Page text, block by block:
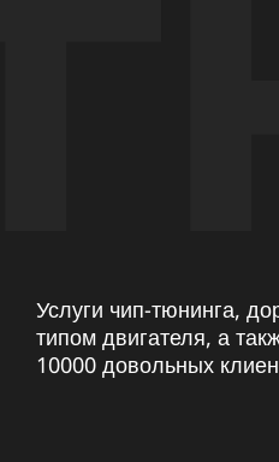
Услуги чип-тюнинга,
типом двигателя, а
10000 довольных